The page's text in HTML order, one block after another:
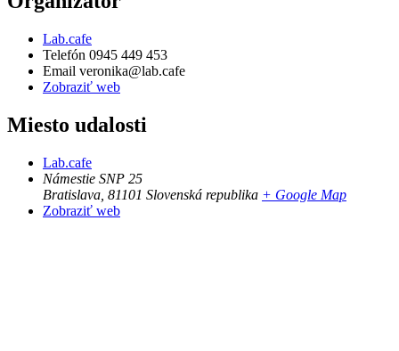
Lab.cafe
Telefón 0945 449 453
Email veronika@lab.cafe
Zobraziť web
Miesto udalosti
Lab.cafe
Námestie SNP 25
Bratislava 81101 Slovenská republika + Google Map
Zobraziť web